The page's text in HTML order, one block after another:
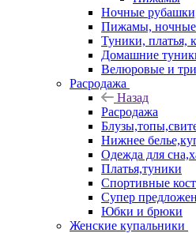
Ночные
Пижамы, ночные
Туники, платья,
Домашние
Велюровые и
Расродажа
Назад
Расродажа
Нижнее
Одежда для
Платья,туники
Спортивные
Супер
Юбки и брюки
Женские купальники